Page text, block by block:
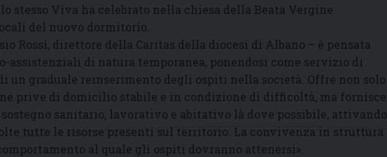
lo stesso Viva ha celebrato nella chiesa della Beata Vergine
del nuovo dormitorio.
Rossi, direttore della Caritas della diocesi di Albano – è pensata
assistenziali di natura temporanea, ponendosi come servizio di
un graduale reinserimento degli ospiti nella società. Offre non solo
prive di domicilio stabile e in condizione di difficoltà, ma fornisce
sostegno sanitario, lavorativo e abitativo là dove possibile, attivando
tutte le risorse presenti sul territorio. La convivenza in struttura
al quale gli ospiti dovranno attenersi».